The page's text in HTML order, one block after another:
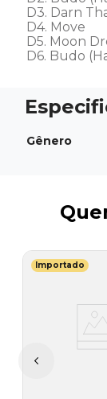
D3. Darn
D4. Move
D5. Moon
D6. Budo
Gênero
Importado